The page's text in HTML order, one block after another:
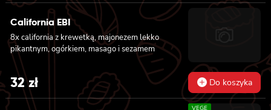
GOLD z krewetką w tempurze, ogórkiem i
majonezem lekko pikantnym owinięta
TUŃCZYKIEM 8x california GOLD z krewetką
w tempurze, ogórkiem i majonezem lekko
pikantnym, sezamem owinięta KREWETKĄ
8x california GOLD z krewetką w tempurze,
ogórkiem i majonezem lekko pikantnym,
masago owinięta ŁOSOSIEM 8x california
GOLD z krewetką, serkiem philadelphia i
ogórkiem owinięta ŁOSOSIEM 6x futomaki z
California EBI
8x california z krewetką, majonezem lekko
pikantnym, ogórkiem, masago i sezamem
32zł Do koszyka
VEGE